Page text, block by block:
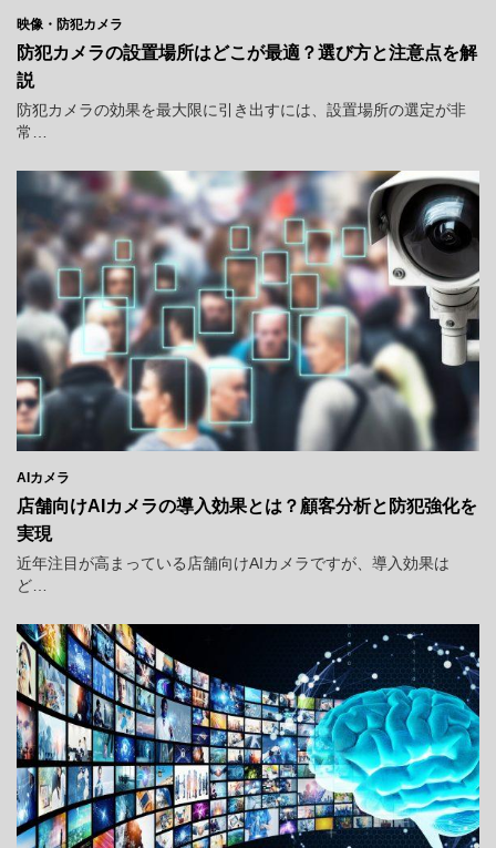
映像・防犯カメラ
防犯カメラの設置場所はどこが最適？選び方と注意点を解
説
防犯カメラの効果を最大限に引き出すには、設置場所の選定が非
常…
AIカメラ
店舗向けAIカメラの導入効果とは？顧客分析と防犯強化を
実現
近年注目が高まっている店舗向けAIカメラですが、導入効果は
ど…